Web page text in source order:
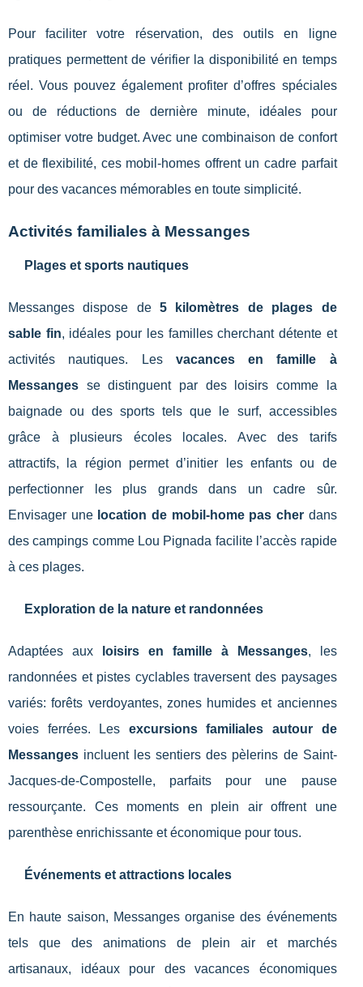
Pour faciliter votre réservation, des outils en ligne
pratiques permettent de vérifier la disponibilité en temps
réel. Vous pouvez également profiter d’offres spéciales
ou de réductions de dernière minute, idéales pour
optimiser votre budget. Avec une combinaison de confort
et de flexibilité, ces mobil-homes offrent un cadre parfait
pour des vacances mémorables en toute simplicité.
Activités familiales à Messanges
Plages et sports nautiques
Messanges dispose de5 kilomètres de plages de
sable fin, idéales pour les familles cherchant détente et
activités nautiques. Les vacances en famille à
Messanges se distinguent par des loisirs comme la
baignade ou des sports tels que le surf, accessibles
grâce à plusieurs écoles locales. Avec des tarifs
attractifs, la région permet d’initier les enfants ou de
perfectionner les plus grands dans un cadre sûr.
Envisager une location de mobil-home pas cherdans
des campings comme Lou Pignada facilite l’accès rapide
à ces plages.
Exploration de la nature et randonnées
Adaptées aux loisirs en famille à Messanges, les
randonnées et pistes cyclables traversent des paysages
variés: forêts verdoyantes, zones humides et anciennes
voies ferrées. Les excursions familiales autour de
Messanges incluent les sentiers des pèlerins de Saint-
Jacques-de-Compostelle, parfaits pour une pause
ressourçante. Ces moments en plein air offrent une
parenthèse enrichissante et économique pour tous.
Événements et attractions locales
En haute saison, Messanges organise des événements
tels que des animations de plein air et marchés
artisanaux, idéaux pour des vacances économiques